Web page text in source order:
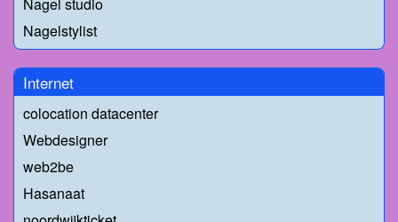
Nagel studio
Nagelstylist
Internet
colocation datacenter
Webdesigner
web2be
Hasanaat